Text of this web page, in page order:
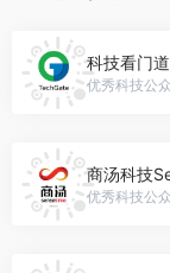
科技看门道